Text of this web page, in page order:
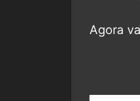
Agora